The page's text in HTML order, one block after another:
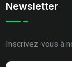
Newsletter
Inscrivez-vous à